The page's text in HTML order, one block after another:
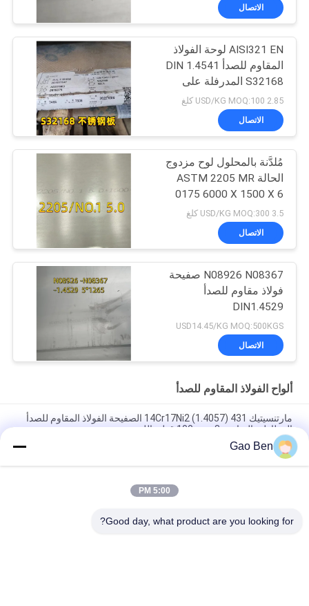
الاتصال
AISI321 EN لوحة الفولاذ
المقاوم للصدأ DIN 1.4541
S32168 المدرفلة على
الساخن 10 ملم للغلاية
2.85 USD/KG MOQ:100 كلغ
الاتصال
مُلدَّنة بالمحلول لوح مزدوج
الحالة ASTM 2205 MR
0175 6000 X 1500 X 6
Thk
3.5 USD/KG MOQ:300 كلغ
الاتصال
N08926 N08367 صفيحة
فولاذ مقاوم للصدأ
DIN1.4529
USD14.45/KG MOQ:500KGS
الاتصال
ألواح الفولاذ المقاوم للصدأ
مارتنسيتيك 14Cr17Ni2 (1.4057) 431 الصفيحة الفولاذ المقاوم للصدأ
المطاطية الساخنة 8-100mm قطع بالليزر
8MM X 1500 X 6000MM
Gao Ben
5:00 PM
Good day, what product are you looking for?